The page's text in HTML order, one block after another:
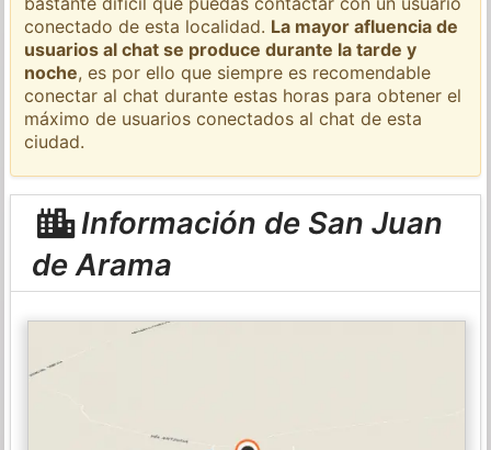
conectado de esta localidad. La mayor afluencia de
usuarios al chat se produce durante la tarde y
noche, es por ello que siempre es recomendable
conectar al chat durante estas horas para obtener el
máximo de usuarios conectados al chat de esta
ciudad.
Información de San Juan
de Arama